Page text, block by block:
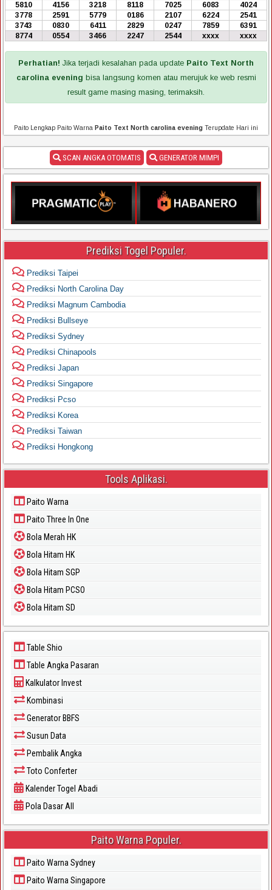
5810
4156 3218 8118 7025 6083
4024
3778
2591 5779 0186 2107 6224
2541
3743
0830 6411 2829 0247 7859
6391
8774
0554 3466 2247 2544 xxxx xxxx
Perhatian! Jika terjadi kesalahan pada update Paito Text North
carolina evening bisa langsung komen atau merujuk ke web resmi
result game masing masing, terimaksih.
Paito Lengkap Paito Warna Paito Text North carolina evening Terupdate Hari ini
SCAN ANGKA OTOMATIS GENERATOR MIMPI
Prediksi Togel Populer.
Prediksi Taipei
Prediksi North Carolina Day
Prediksi Magnum Cambodia
Prediksi Bullseye
Prediksi Sydney
Prediksi Chinapools
Prediksi Japan
Prediksi Singapore
Prediksi Pcso
Prediksi Korea
Prediksi Taiwan
Prediksi Hongkong
Tools Aplikasi.
Paito Warna
Paito Three In One
Bola Merah HK
Bola Hitam HK
Bola Hitam SGP
Bola Hitam PCSO
Bola Hitam SD
Table Shio
Table Angka Pasaran
Kalkulator Invest
Kombinasi
Generator BBFS
Susun Data
Pembalik Angka
Toto Conferter
Kalender Togel Abadi
Pola Dasar All
Paito Warna Populer.
Paito Warna Sydney
Paito Warna Singapore